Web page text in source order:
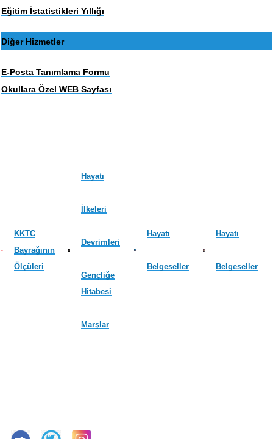
Eğitim İstatistikleri Yıllığı
Diğer Hizmetler
E-Posta Tanımlama Formu
Okullara Özel WEB Sayfası
KKTC
Bayrağının
Ölçüleri
Hayatı
İlkeleri
Devrimleri
Gençliğe
Hitabesi
Marşlar
Hayatı
Belgeseller
Hayatı
Belgeseller